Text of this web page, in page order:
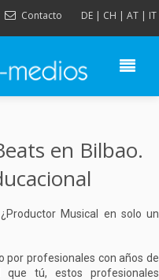
Contacto DE| CH | AT| IT
en Bilbao.
Musical en solo un
por profesionales con años de
tú, estos profesionales